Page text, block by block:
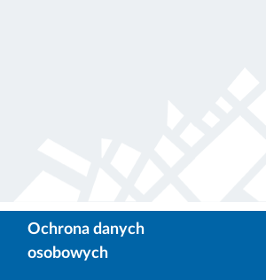
Ochrona danych
osobowych